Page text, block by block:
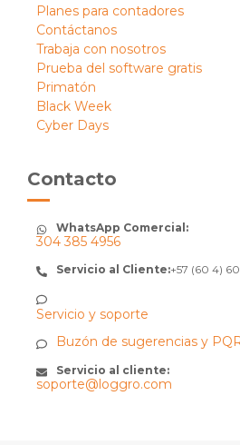
Planes para contadores
Contáctanos
Trabaja con nosotros
Prueba del software gratis
Primatón
Black Week
Cyber Days
Contacto
WhatsApp Comercial:
304 385 4956
Servicio al Cliente:+57 (60 4)
Servicio y soporte
Buzón de sugerencias y
Servicio al cliente:
soporte@loggro.com